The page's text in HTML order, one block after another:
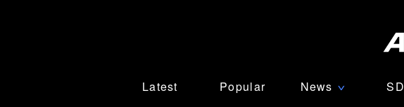
Latest Popular News ∨